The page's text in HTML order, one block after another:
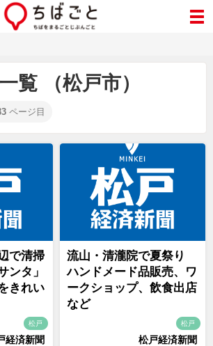
覧 （松戸市）
ページ目
で清掃
タ」
きれい
松戸
経済新聞
流山・清瀧院で夏祭り
ハンドメード品販売、ワ
ークショップ、飲食出店
など
松戸
松戸経済新聞